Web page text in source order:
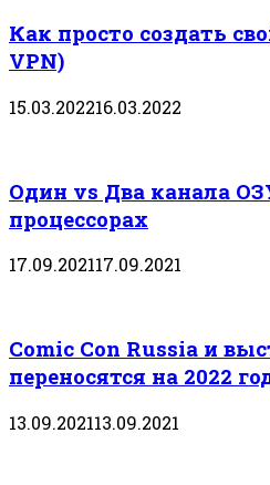
Как просто создать
VPN)
15.03.202216.03.2022
Один vs Два канала
процессорах
17.09.202117.09.2021
Comic Con Russia и
переносятся на 2022
13.09.202113.09.2021